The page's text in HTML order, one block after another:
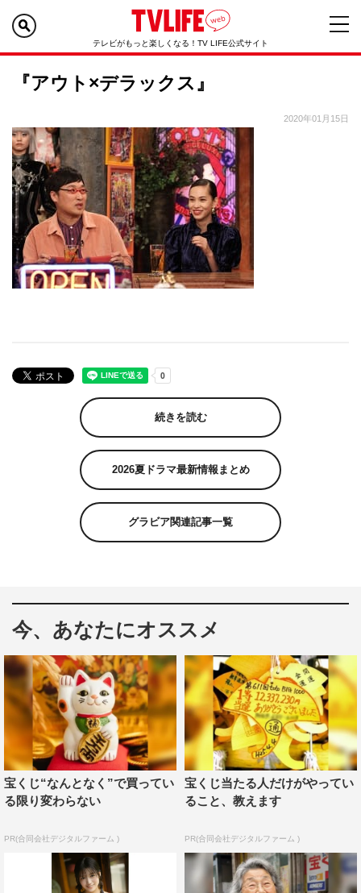
テレビがもっと楽しくなる！TV LIFE公式サイト
『アウト×デラックス』
2020年01月15日
続きを読む
2026夏ドラマ最新情報まとめ
グラビア関連記事一覧
今、あなたにオススメ
宝くじ“なんとなく”で買ってい
る限り変わらない
PR(合同会社デジタルファーム )
宝くじ当たる人だけがやってい
ること、教えます
PR(合同会社デジタルファーム )